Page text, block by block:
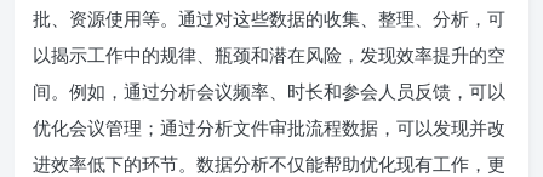
批、资源使用等。通过对这些数据的收集、整理、分析，可
以揭示工作中的规律、瓶颈和潜在风险，发现效率提升的空
间。例如，通过分析会议频率、时长和参会人员反馈，可以
优化会议管理；通过分析文件审批流程数据，可以发现并改
进效率低下的环节。数据分析不仅能帮助优化现有工作，更